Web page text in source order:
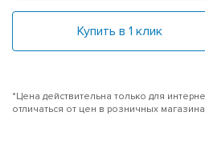
Купить в 1 клик
*Цена действительна только для
отличаться от цен в розничных